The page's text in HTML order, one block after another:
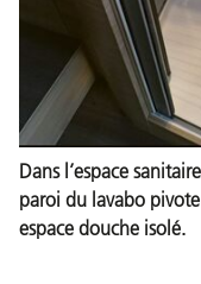
Dans l’espace
paroi du lavabo
espace douche isolé.